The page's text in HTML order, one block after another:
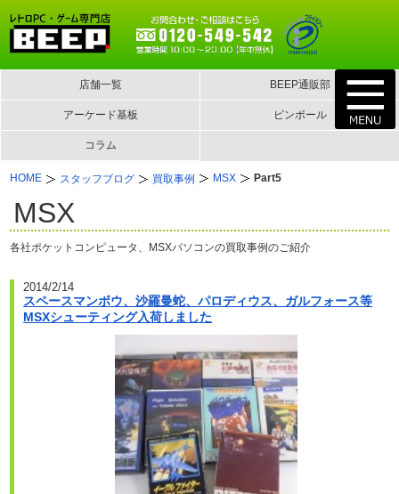
店舗一覧 BEEP通販部
アーケード基板 ピンボール
コラム
HOME スタッフブログ 買取事例 MSX Part5
MSX
各社ポケットコンピュータ、MSXパソコンの買取事例のご紹介
2014/2/14
スペースマンボウ、沙羅曼蛇、パロディウス、ガルフォース等
MSXシューティング入荷しました